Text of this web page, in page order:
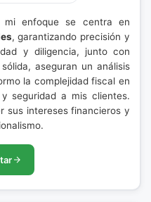
enfoque se centra en
, garantizando precisión y
y diligencia, junto con
aseguran un análisis
la complejidad fiscal en
seguridad a mis clientes.
sus intereses financieros y